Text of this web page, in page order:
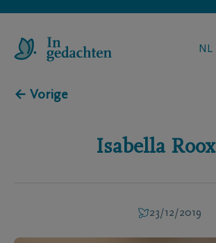
NL
← Vorige
Isabella Roox
23/12/2019